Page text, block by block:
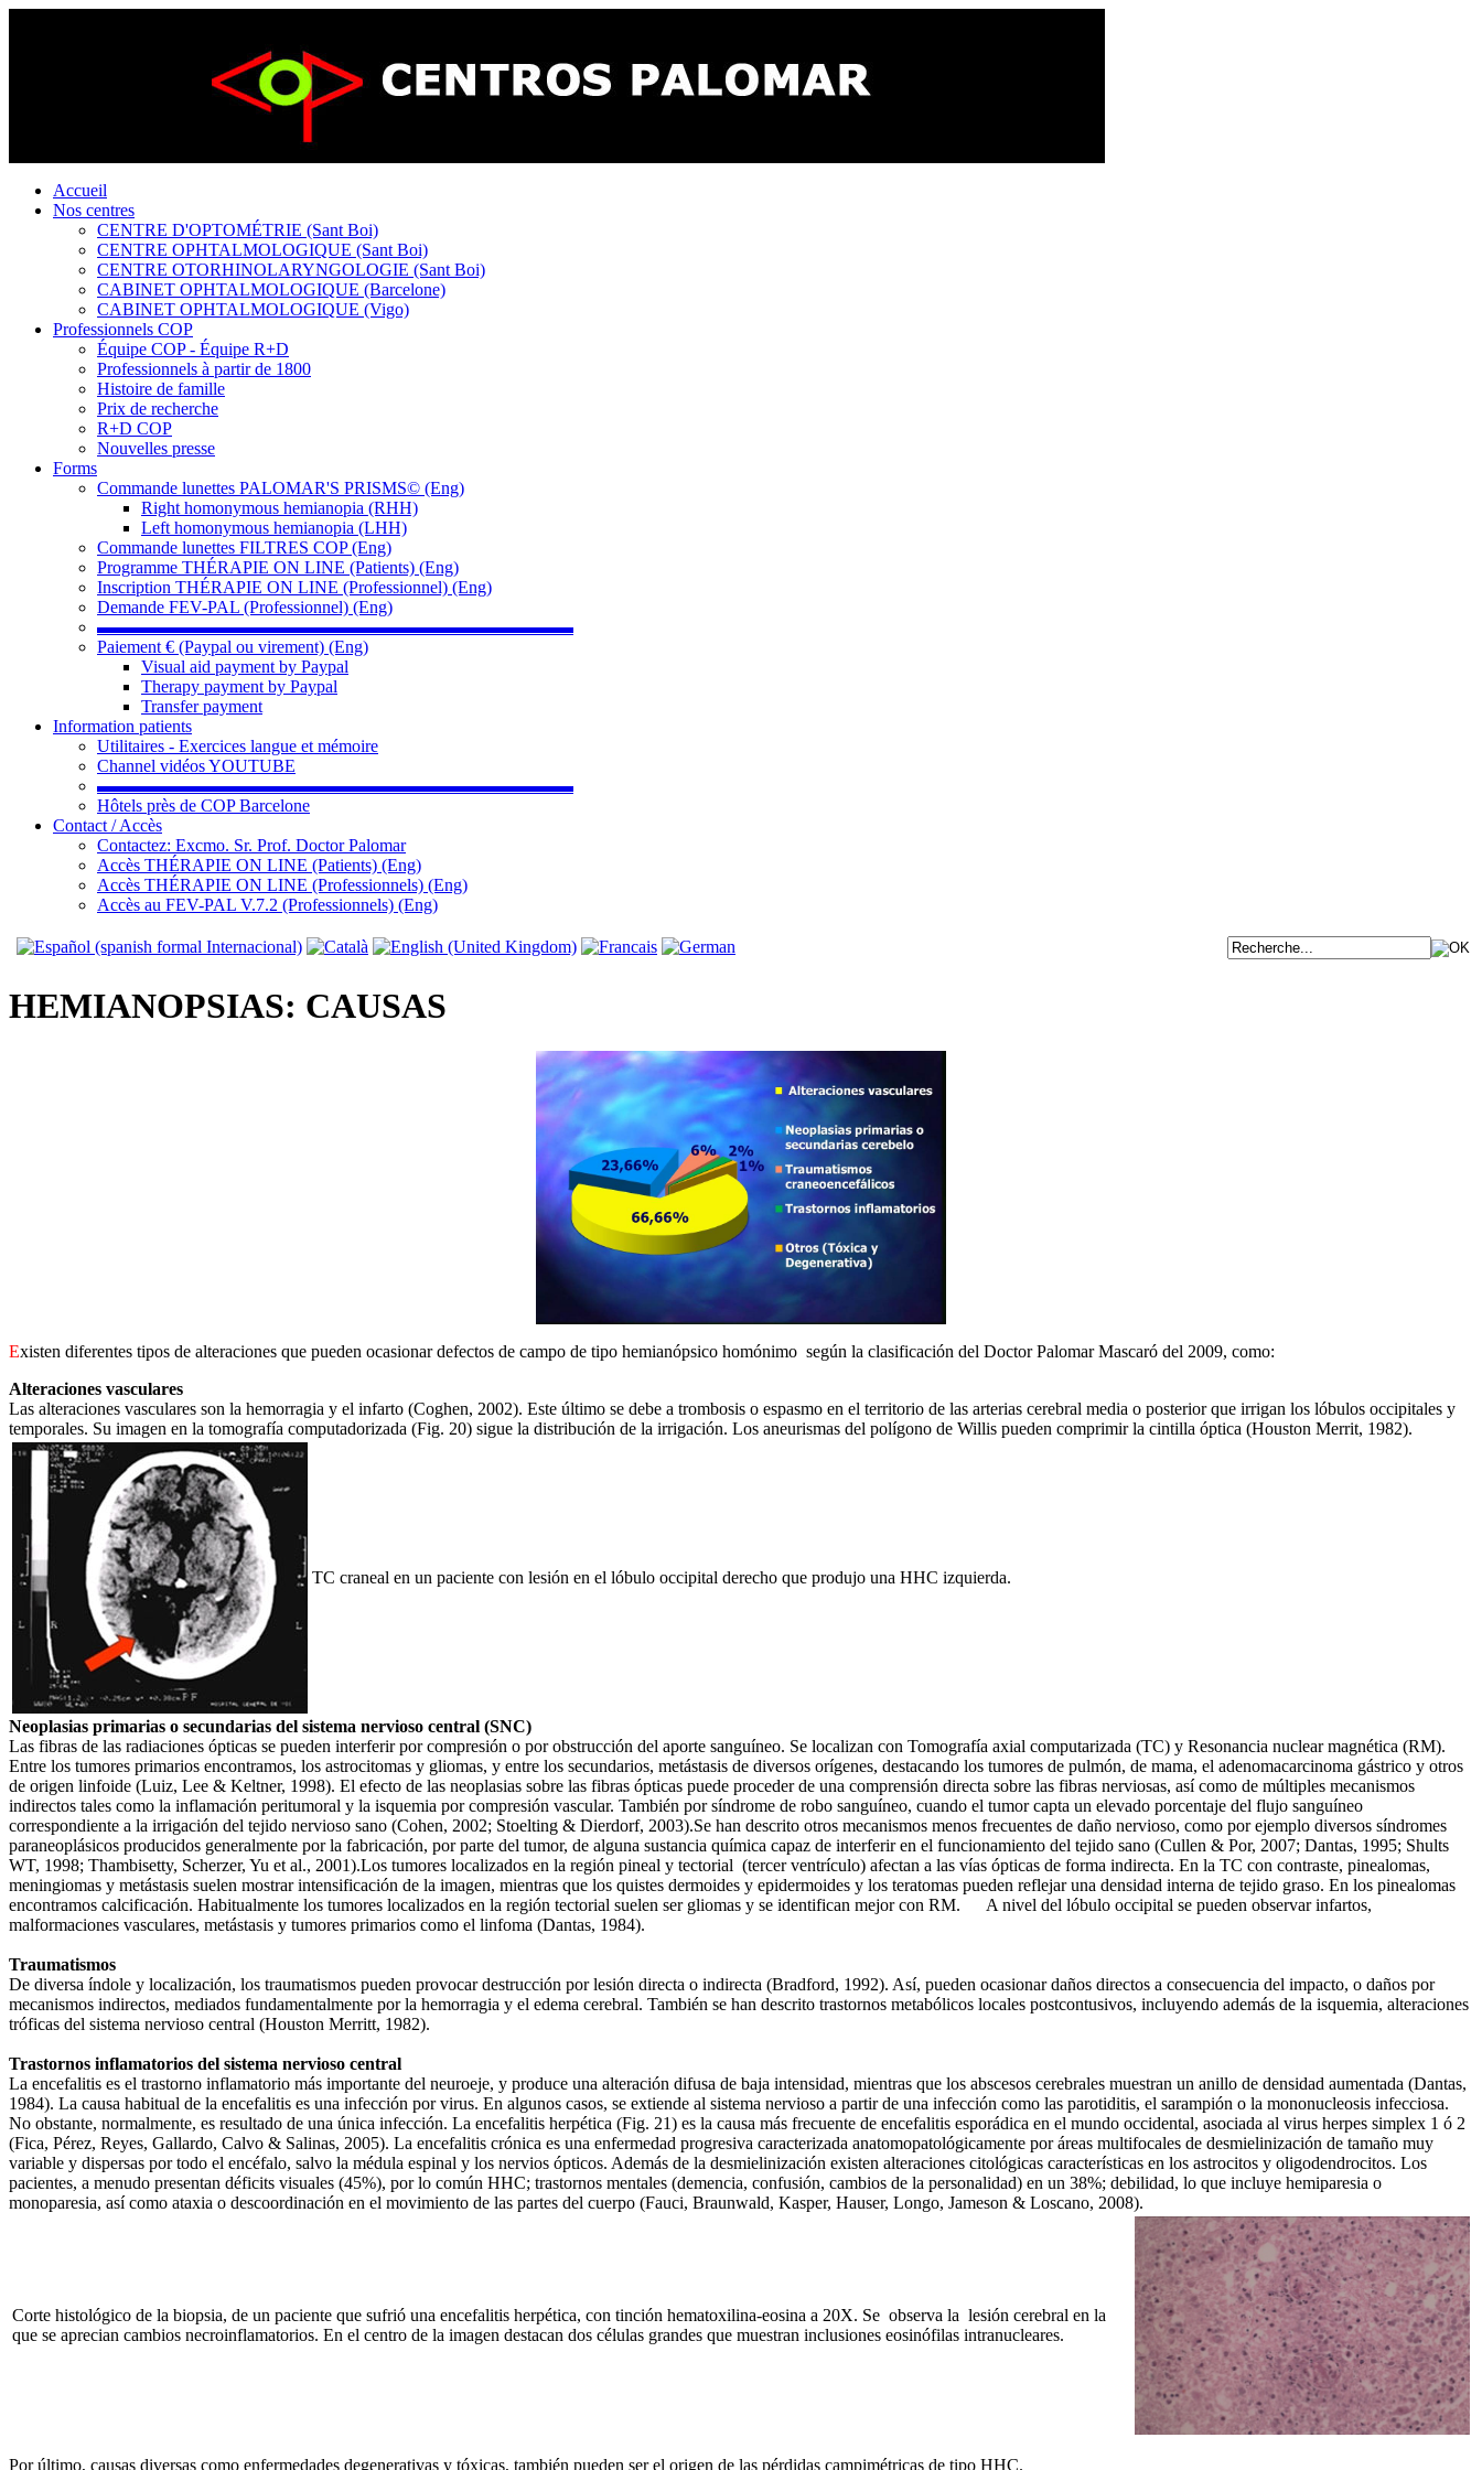
Accueil
Nos centres
CENTRE D'OPTOMÉTRIE (Sant Boi)
CENTRE OPHTALMOLOGIQUE (Sant Boi)
CENTRE OTORHINOLARYNGOLOGIE (Sant Boi)
CABINET OPHTALMOLOGIQUE (Barcelone)
CABINET OPHTALMOLOGIQUE (Vigo)
Professionnels COP
Équipe COP - Équipe R+D
Professionnels à partir de 1800
Histoire de famille
Prix de recherche
R+D COP
Nouvelles presse
Forms
Commande lunettes PALOMAR'S PRISMS© (Eng)
Right homonymous hemianopia (RHH)
Left homonymous hemianopia (LHH)
Commande lunettes FILTRES COP (Eng)
Programme THÉRAPIE ON LINE (Patients) (Eng)
Inscription THÉRAPIE ON LINE (Professionnel) (Eng)
Demande FEV-PAL (Professionnel) (Eng)
▬▬▬▬▬▬▬▬▬▬▬▬▬▬▬▬▬▬▬▬▬▬▬▬▬▬▬
Paiement € (Paypal ou virement) (Eng)
Visual aid payment by Paypal
Therapy payment by Paypal
Transfer payment
Information patients
Utilitaires - Exercices langue et mémoire
Channel vidéos YOUTUBE
▬▬▬▬▬▬▬▬▬▬▬▬▬▬▬▬▬▬▬▬▬▬▬▬▬▬▬
Hôtels près de COP Barcelone
Contact / Accès
Contactez: Excmo. Sr. Prof. Doctor Palomar
Accès THÉRAPIE ON LINE (Patients) (Eng)
Accès THÉRAPIE ON LINE (Professionnels) (Eng)
Accès au FEV-PAL V.7.2 (Professionnels) (Eng)
HEMIANOPSIAS: CAUSAS
Existen diferentes tipos de alteraciones que pueden ocasionar defectos de campo de tipo hemianópsico homónimo según la clasificación del Doctor Palomar Mascaró del 2009, como:
Alteraciones vasculares
Las alteraciones vasculares son la hemorragia y el infarto (Coghen, 2002). Este último se debe a trombosis o espasmo en el territorio de las arterias cerebral media o posterior que irrigan los lóbulos occipitales y
temporales. Su imagen en la tomografía computadorizada (Fig. 20) sigue la distribución de la irrigación. Los aneurismas del polígono de Willis pueden comprimir la cintilla óptica (Houston Merrit, 1982).
TC craneal en un paciente con lesión en el lóbulo occipital derecho que produjo una HHC izquierda.
Neoplasias primarias o secundarias del sistema nervioso central (SNC)
Las fibras de las radiaciones ópticas se pueden interferir por compresión o por obstrucción del aporte sanguíneo. Se localizan con Tomografía axial computarizada (TC) y Resonancia nuclear magnética (RM).
Entre los tumores primarios encontramos, los astrocitomas y gliomas, y entre los secundarios, metástasis de diversos orígenes, destacando los tumores de pulmón, de mama, el adenomacarcinoma gástrico y otros
de origen linfoide (Luiz, Lee & Keltner, 1998). El efecto de las neoplasias sobre las fibras ópticas puede proceder de una comprensión directa sobre las fibras nerviosas, así como de múltiples mecanismos
indirectos tales como la inflamación peritumoral y la isquemia por compresión vascular. También por síndrome de robo sanguíneo, cuando el tumor capta un elevado porcentaje del flujo sanguíneo
correspondiente a la irrigación del tejido nervioso sano (Cohen, 2002; Stoelting & Dierdorf, 2003).Se han descrito otros mecanismos menos frecuentes de daño nervioso, como por ejemplo diversos síndromes
paraneoplásicos producidos generalmente por la fabricación, por parte del tumor, de alguna sustancia química capaz de interferir en el funcionamiento del tejido sano (Cullen & Por, 2007; Dantas, 1995; Shults
WT, 1998; Thambisetty, Scherzer, Yu et al., 2001).Los tumores localizados en la región pineal y tectorial (tercer ventrículo) afectan a las vías ópticas de forma indirecta. En la TC con contraste, pinealomas,
meningiomas y metástasis suelen mostrar intensificación de la imagen, mientras que los quistes dermoides y epidermoides y los teratomas pueden reflejar una densidad interna de tejido graso. En los pinealomas
encontramos calcificación. Habitualmente los tumores localizados en la región tectorial suelen ser gliomas y se identifican mejor con RM. A nivel del lóbulo occipital se pueden observar infartos,
malformaciones vasculares, metástasis y tumores primarios como el linfoma (Dantas, 1984).
Traumatismos
De diversa índole y localización, los traumatismos pueden provocar destrucción por lesión directa o indirecta (Bradford, 1992). Así, pueden ocasionar daños directos a consecuencia del impacto, o daños por
mecanismos indirectos, mediados fundamentalmente por la hemorragia y el edema cerebral. También se han descrito trastornos metabólicos locales postcontusivos, incluyendo además de la isquemia, alteraciones
tróficas del sistema nervioso central (Houston Merritt, 1982).
Trastornos inflamatorios del sistema nervioso central
La encefalitis es el trastorno inflamatorio más importante del neuroeje, y produce una alteración difusa de baja intensidad, mientras que los abscesos cerebrales muestran un anillo de densidad aumentada (Dantas,
1984). La causa habitual de la encefalitis es una infección por virus. En algunos casos, se extiende al sistema nervioso a partir de una infección como las parotiditis, el sarampión o la mononucleosis infecciosa.
No obstante, normalmente, es resultado de una única infección. La encefalitis herpética (Fig. 21) es la causa más frecuente de encefalitis esporádica en el mundo occidental, asociada al virus herpes simplex 1 ó 2
(Fica, Pérez, Reyes, Gallardo, Calvo & Salinas, 2005). La encefalitis crónica es una enfermedad progresiva caracterizada anatomopatológicamente por áreas multifocales de desmielinización de tamaño muy
variable y dispersas por todo el encéfalo, salvo la médula espinal y los nervios ópticos. Además de la desmielinización existen alteraciones citológicas características en los astrocitos y oligodendrocitos. Los
pacientes, a menudo presentan déficits visuales (45%), por lo común HHC; trastornos mentales (demencia, confusión, cambios de la personalidad) en un 38%; debilidad, lo que incluye hemiparesia o
monoparesia, así como ataxia o descoordinación en el movimiento de las partes del cuerpo (Fauci, Braunwald, Kasper, Hauser, Longo, Jameson & Loscano, 2008).
Corte histológico de la biopsia, de un paciente que sufrió una encefalitis herpética, con tinción hematoxilina-eosina a 20X. Se observa la lesión cerebral en la
que se aprecian cambios necroinflamatorios. En el centro de la imagen destacan dos células grandes que muestran inclusiones eosinófilas intranucleares.
Por último, causas diversas como enfermedades degenerativas y tóxicas, también pueden ser el origen de las pérdidas campimétricas de tipo HHC.